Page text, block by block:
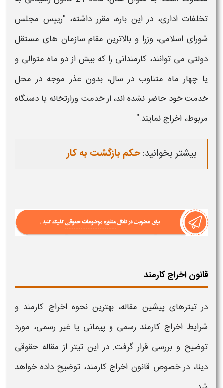
تخلفات اداری، در این باره، مقرر داشته، "رییس مجلس
شورای اسلامی، وزرا و بالاترین مقام سازمان های مستقل
دولتی می‌ توانند، کارمندانی را که بیش از دو ماه متوالی و
یا چهار‌ ماه متناوب در سال، بدون عذر موجه در محل
خدمت خود حاضر نشده‌ اند، از خدمت وزارتخانه یا دستگاه
مربوط، اخراجنمایند."
بیشتر بخوانید:حکم بازگشت به کار
قانون اخراج کارمند
در تیترهای پیشین مقاله، بهترین نحوه اخراج کارمند و
شرایط اخراج کارمند رسمی و پیمانی یا غیر رسمی، مورد
توضیح و بررسی قرار گرفت. در این تیتر از مقاله حقوقی
دینا، در خصوص قانون اخراج کارمند، توضیح داده خواهد